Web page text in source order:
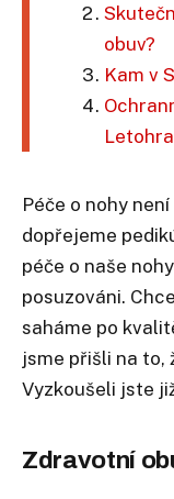
obuv?
Kam v
Péče o nohy
dopřejeme
péče o naše
posuzováni.
saháme po
jsme přišli na
Vyzkoušeli jste
Zdravotní